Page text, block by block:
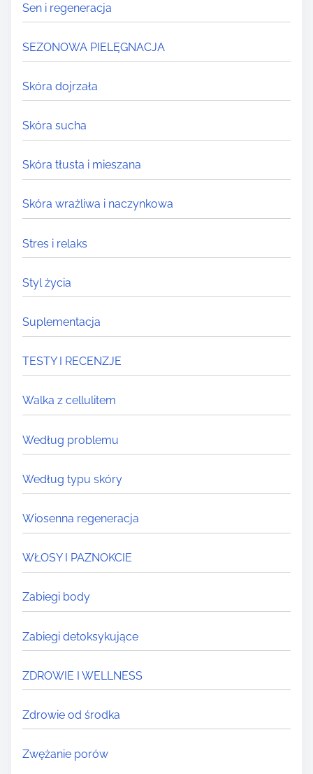
Sen i regeneracja
SEZONOWA PIELĘGNACJA
Skóra dojrzała
Skóra sucha
Skóra tłusta i mieszana
Skóra wrażliwa i naczynkowa
Stres i relaks
Styl życia
Suplementacja
TESTY I RECENZJE
Walka z cellulitem
Według problemu
Według typu skóry
Wiosenna regeneracja
WŁOSY I PAZNOKCIE
Zabiegi body
Zabiegi detoksykujące
ZDROWIE I WELLNESS
Zdrowie od środka
Zwężanie porów